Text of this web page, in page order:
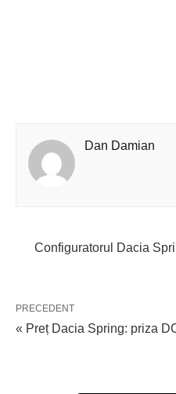
Dan Damian
Configuratorul Dacia
PRECEDENT
« Preț Dacia Spring: priza